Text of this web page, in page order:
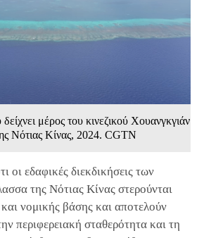
μέρος του κινεζικού Χουανγκγιάν
Νότιας Κίνας, 2024. CGTN
οι εδαφικές διεκδικήσεις των
της Νότιας Κίνας στερούνται
νομικής βάσης και αποτελούν
περιφερειακή σταθερότητα και τη